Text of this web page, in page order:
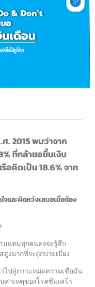
. 2015 พบว่าจาก
ที่กล้าขอขึ้นเงิน
อคิดเป็น 18.6% จาก
จและผิดหวังเสมอเมื่อต้อง
นแทบทุกคนคงจะรู้สึก
งมากที่จะถูกบ่ายเบี่ยง
ำไปสู่ภาวะหมดความเชื่อมั่น
สาเหตุของโรคซึมเศร้า